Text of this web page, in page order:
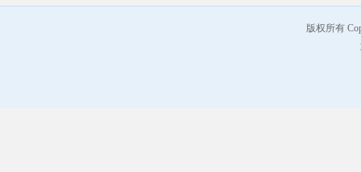
版权所有